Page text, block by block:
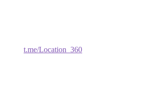
t.me/Location_360